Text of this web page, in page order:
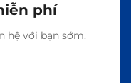
phí
hệ với bạn sớm.